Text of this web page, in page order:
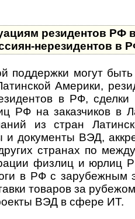
резиден­тов РФ
­нере­зи­ден­тов в
поддержки могут
Аме­рики,
в РФ,
РФ на заказ­чи­ков в
из стран
доку­ме­нты ВЭД,
стра­нах по
физ­лиц и юрлиц
в РФ с зару­беж­ным
това­ров за
ВЭД в сфере ИТ.